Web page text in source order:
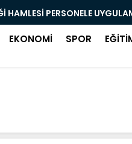
HAMLESİ PERSONELE
EKONOMİ SPOR